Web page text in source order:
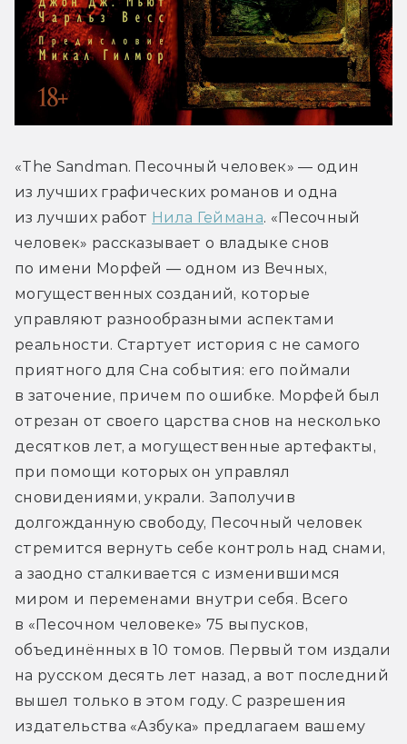
«The Sandman. Песочный человек» — один
из лучших графических романов и одна
из лучших работ Нила Геймана. «Песочный
человек» рассказывает о владыке снов
по имени Морфей — одном из Вечных,
могущественных созданий, которые
управляют разнообразными аспектами
реальности. Стартует история с не самого
приятного для Сна события: его поймали
в заточение, причем по ошибке. Морфей был
отрезан от своего царства снов на несколько
десятков лет, а могущественные артефакты,
при помощи которых он управлял
сновидениями, украли. Заполучив
долгожданную свободу, Песочный человек
стремится вернуть себе контроль над снами,
а заодно сталкивается с изменившимся
миром и переменами внутри себя. Всего
в «Песочном человеке» 75 выпусков,
объединённых в 10 томов. Первый том издали
на русском десять лет назад, а вот последний
вышел только в этом году. С разрешения
издательства «Азбука» предлагаем вашему